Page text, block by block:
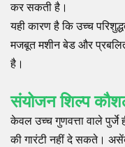
कर सकती है।
यही कारण है कि उच्च
मजबूत मशीन बेड और
है।
संयोजन शिल्प
केवल उच्च गुणवत्ता वाले पुर्जे
की गारंटी नहीं दे सकते।